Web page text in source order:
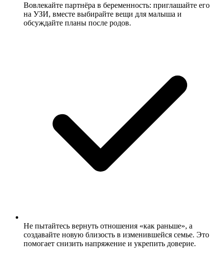
Вовлекайте партнёра в беременность: приглашайте его
на УЗИ, вместе выбирайте вещи для малыша и
обсуждайте планы после родов.
Не пытайтесь вернуть отношения «как раньше», а
создавайте новую близость в изменившейся семье. Это
помогает снизить напряжение и укрепить доверие.